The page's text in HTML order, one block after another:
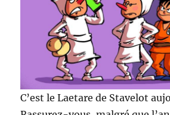
C’est le Laetare de Stavelot